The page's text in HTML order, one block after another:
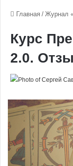
Главная / Журнал
Курс
2.0.